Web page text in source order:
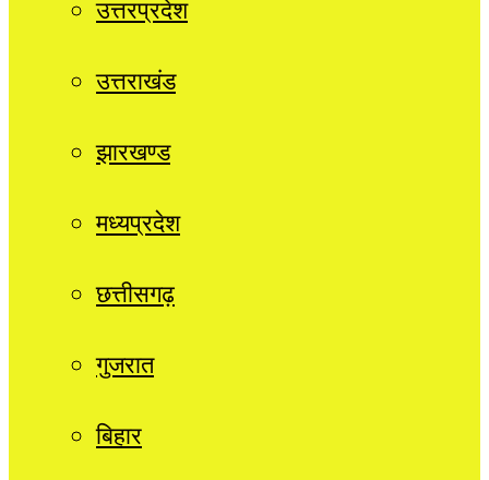
उत्तराखंड
झारखण्ड
मध्यप्रदेश
छत्तीसगढ़
गुजरात
बिहार